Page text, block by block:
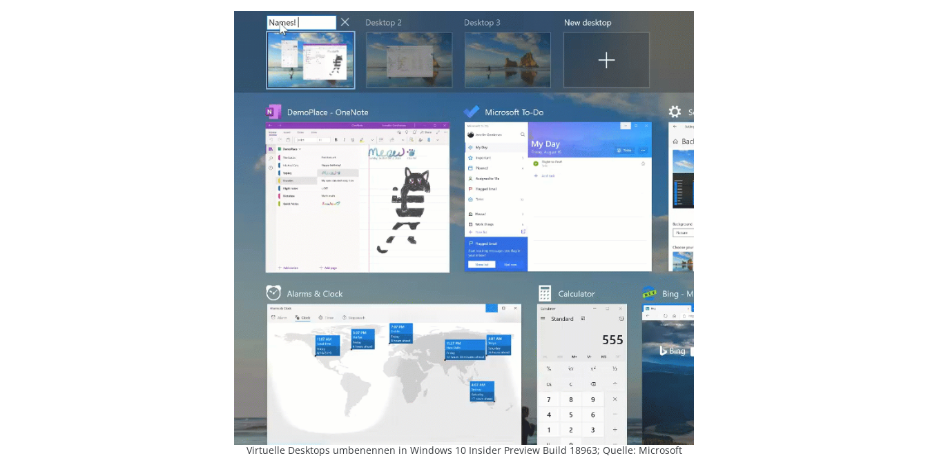
Virtuelle Desktops umbenennen in Windows 10 Insider Preview Build 18963; Quelle: Microsoft